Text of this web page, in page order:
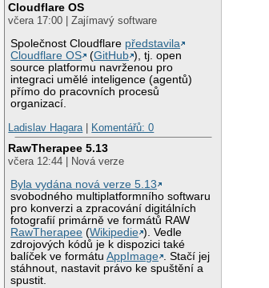
Cloudflare OS
včera 17:00 | Zajímavý software
Společnost Cloudflare představila
Cloudflare OS
(GitHub ), tj. open
source platformu navrženou pro
integraci umělé inteligence (agentů)
přímo do pracovních procesů
organizací.
Ladislav Hagara
Komentářů: 0
RawTherapee 5.13
včera 12:44 | Nová verze
Byla vydána nová verze 5.13
svobodného multiplatformního softwaru
pro konverzi a zpracování digitálních
fotografií primárně ve formátů RAW
RawTherapee (Wikipedie ). Vedle
zdrojových kódů je k dispozici také
balíček ve formátuAppImage . Stačí jej
stáhnout, nastavit právo ke spuštění a
spustit.